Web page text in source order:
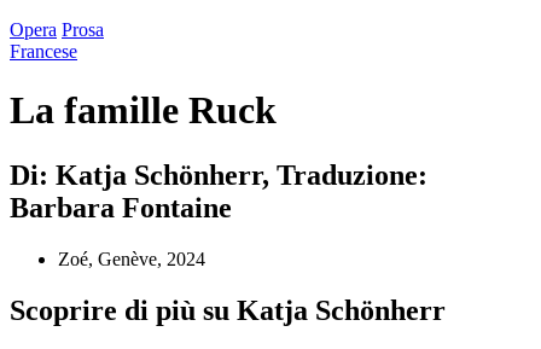
Opera Prosa
Francese
La famille Ruck
Di: Katja Schönherr, Traduzione:
Barbara Fontaine
Zoé, Genève, 2024
Scoprire di più su Katja Schönherr